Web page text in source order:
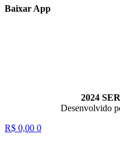
Baixar App
2024
Desenvolvido
R$ 0,00 0